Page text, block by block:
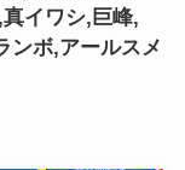
イワシ,巨峰,
ンボ,アールスメ